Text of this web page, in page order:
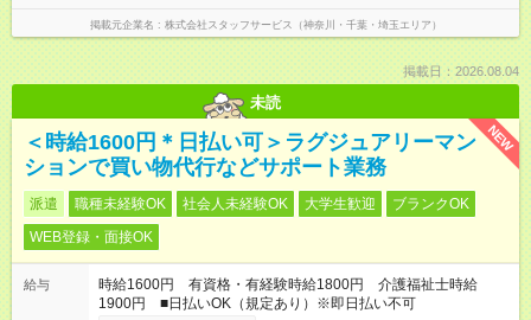
掲載元企業名 株式会社スタッフサービス（神奈川・千葉・埼玉エリア）
掲載日：2026.08.04
未読
NEW
＜時給1600円＊日払い可＞ラグジュアリーマン
ションで買い物代行などサポート業務
派遣 職種未経験OK 社会人未経験OK 大学生歓迎
ブランクOK
WEB登録・面接OK
給与
時給1600円 有資格・有経験時給1800円 介護福祉士時給
1900円 ■日払いOK（規定あり）※即日払い不可